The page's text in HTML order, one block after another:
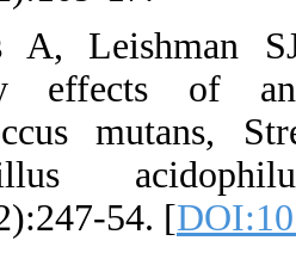
6. Evans A,
Inhibitory
Streptococcus